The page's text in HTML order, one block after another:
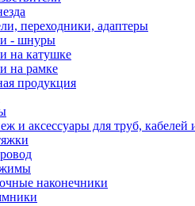
переходники, адаптеры
- шнуры
на катушке
на рамке
продукция
и аксессуары для труб, кабелей
наконечники